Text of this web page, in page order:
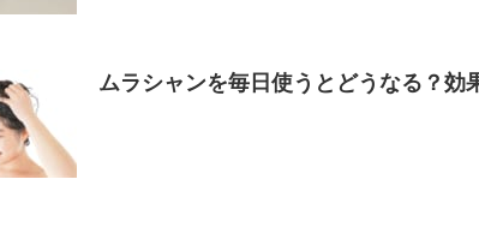
ムラシャンを毎日使うとどうなる？効